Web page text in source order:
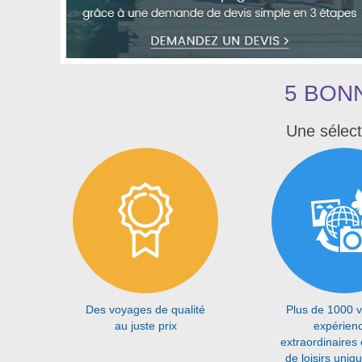
5
Une
Des voyages de qualité
au juste prix
Plus de 1000
extraordinaires
de loisirs